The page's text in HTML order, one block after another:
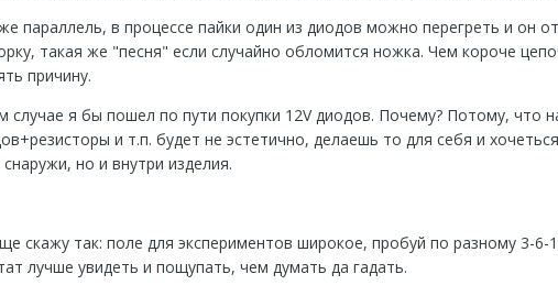
параллель, в процессе пайки один из диодов можно перегреть и он
такая же "песня" если случайно обломится ножка. Чем короче
причину.
случае я бы пошел по пути покупки 12V диодов. Почему? Потому, что
и т.п. будет не эстетично, делаешь то для себя и
но и внутри изделия.
скажу так: поле для экспериментов широкое, пробуй по разному 3-6-
лучше увидеть и пощупать, чем думать да гадать.